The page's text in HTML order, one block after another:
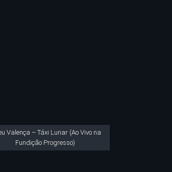
Valença – Táxi Lunar (Ao Vivo na
Fundição Progresso)